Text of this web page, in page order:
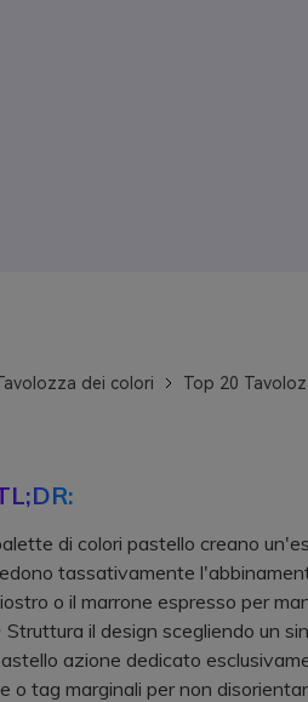
dei colori Top 20
di colori pastello creano
tassativamente
o il marrone espresso per
il design scegliendo un
azione dedicato
o tag marginali per non